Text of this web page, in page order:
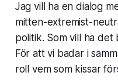
Jag vill ha en dialog
mitten-extremist-
politik. Som vill ha
För att vi badar i
roll vem som kissar